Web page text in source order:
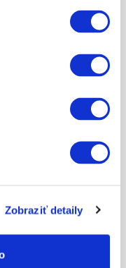
Zobraziť detaily
SIDED SWING